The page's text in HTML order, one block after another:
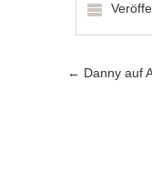
← Danny auf